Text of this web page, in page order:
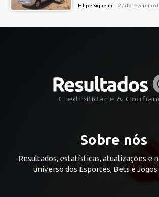
Filipe Siqueira - 27 de fevereiro
Sobre nós
Resultados, estatísticas, atualizações e
universo dos Esportes, Bets e